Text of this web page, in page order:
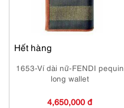
Hết hàng
1653-Ví dài nữ-FENDI pequin
long wallet
4,650,000 đ